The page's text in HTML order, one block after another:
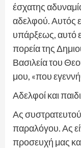
έσχατης
αδελφού. Αυτός
υπάρξεως, αυτό
πορεία της
Βασιλεία του
μου, «που
Αδελφοί και
Ας
παραλόγου. Ας
προσευχή μας